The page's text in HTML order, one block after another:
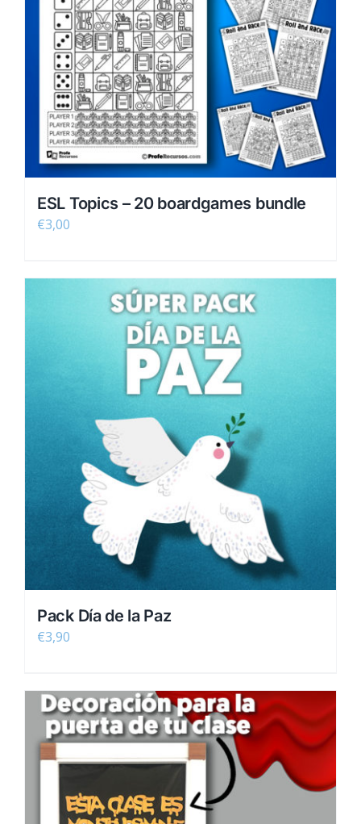
ESL Topics – 20 boardgames bundle
€3,00
Pack Día de la Paz
€3,90